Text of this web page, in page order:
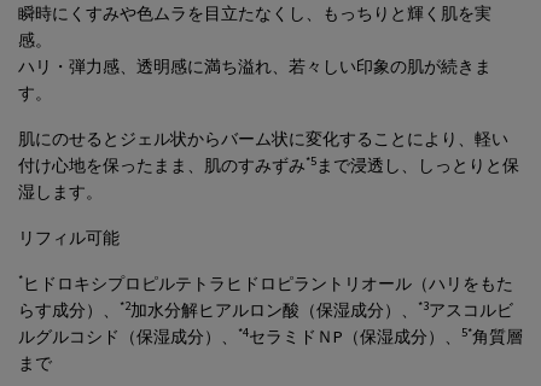
瞬時にくすみや色ムラを目立たなくし、もっちりと輝く肌を実
感。
ハリ・弾力感、透明感に満ち溢れ、若々しい印象の肌が続きま
す。
肌にのせるとジェル状からバーム状に変化することにより、軽い
付け心地を保ったまま、肌のすみずみ*5まで浸透し、しっとりと保
湿します。
リフィル可能
*ヒドロキシプロピルテトラヒドロピラントリオール（ハリをもた
らす成分）、
*2加水分解ヒアルロン酸（保湿成分）、 *3アスコルビ
ルグルコシド（保湿成分）、
*4セラミドＮP（保湿成分）、 5*角質層
まで